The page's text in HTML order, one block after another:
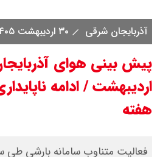
آذربایجان شرقی ۳۰ اردیبهشت ۱۴۰۵
اردیبهشت / ادامه
هفته
فعالیت متناوب سامانه بارشی طی